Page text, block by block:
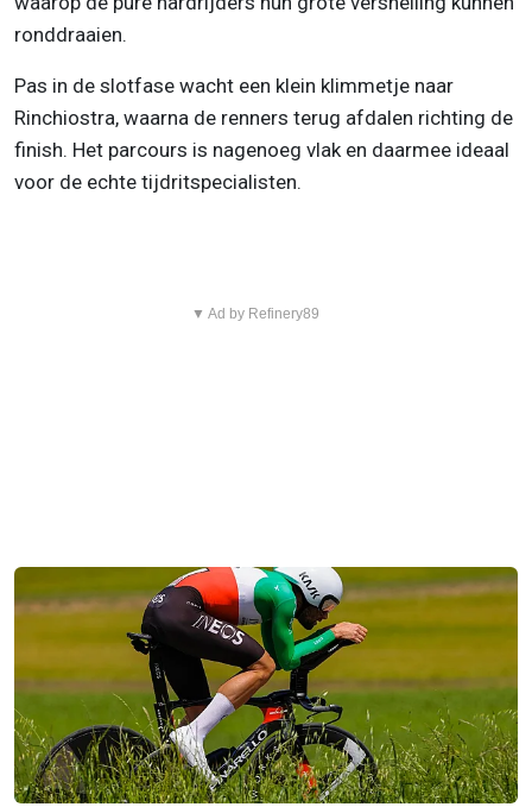
ronddraaien.
Pas in de slotfase wacht een klein klimmetje naar
Rinchiostra, waarna de renners terug afdalen richting de
finish. Het parcours is nagenoeg vlak en daarmee ideaal
voor de echte tijdritspecialisten.
▼ Ad by Refinery89